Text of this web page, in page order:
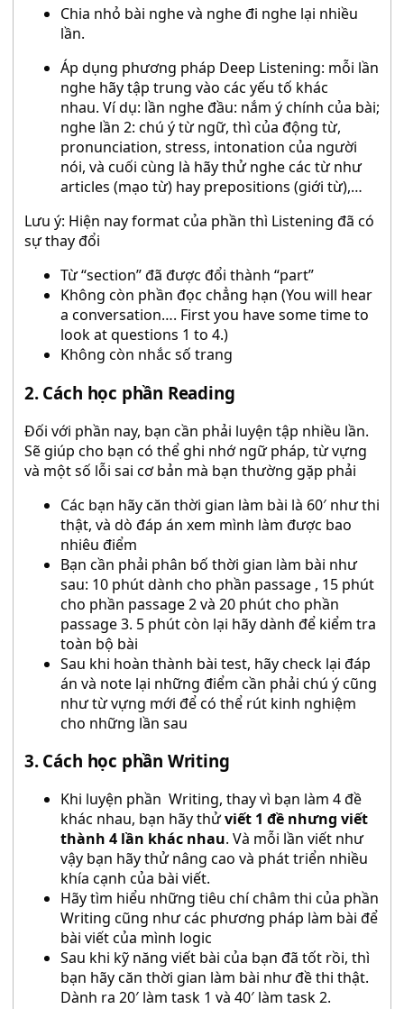
Chia nhỏ bài nghe và nghe đi nghe lại nhiều
lần.
Áp dụng phương pháp Deep Listening: mỗi lần
nghe hãy tập trung vào các yếu tố khác
nhau. Ví dụ: lần nghe đầu: nắm ý chính của bài;
nghe lần 2: chú ý từ ngữ, thì của động từ,
pronunciation, stress, intonation của người
nói, và cuối cùng là hãy thử nghe các từ như
articles (mạo từ) hay prepositions (giới từ),…
Lưu ý: Hiện nay format của phần thì Listening đã có
sự thay đổi
Từ “section” đã được đổi thành “part”
Không còn phần đọc chẳng hạn (You will hear
a conversation…. First you have some time to
look at questions 1 to 4.)
Không còn nhắc số trang
2. Cách học phần Reading
Đối với phần nay, bạn cần phải luyện tập nhiều lần.
Sẽ giúp cho bạn có thể ghi nhớ ngữ pháp, từ vựng
và một số lỗi sai cơ bản mà bạn thường gặp phải
Các bạn hãy căn thời gian làm bài là 60′ như thi
thật, và dò đáp án xem mình làm được bao
nhiêu điểm
Bạn cần phải phân bố thời gian làm bài như
sau: 10 phút dành cho phần passage , 15 phút
cho phần passage 2 và 20 phút cho phần
passage 3. 5 phút còn lại hãy dành để kiểm tra
toàn bộ bài
Sau khi hoàn thành bài test, hãy check lại đáp
án và note lại những điểm cần phải chú ý cũng
như từ vựng mới để có thể rút kinh nghiệm
cho những lần sau
3. Cách học phần Writing
Khi luyện phần Writing, thay vì bạn làm 4 đề
khác nhau, bạn hãy thửviết 1 đề nhưng viết
thành 4 lần khác nhau. Và mỗi lần viết như
vậy bạn hãy thử nâng cao và phát triển nhiều
khía cạnh của bài viết.
Hãy tìm hiểu những tiêu chí châm thi của phần
Writing cũng như các phương pháp làm bài để
bài viết của mình logic
Sau khi kỹ năng viết bài của bạn đã tốt rồi, thì
bạn hãy căn thời gian làm bài như đề thi thật.
Dành ra 20′ làm task 1 và 40′ làm task 2.